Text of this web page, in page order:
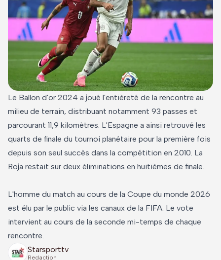
Le Ballon d'or 2024 a joué l'entièreté de la rencontre au
milieu de terrain, distribuant notamment 93 passes et
parcourant 11,9 kilomètres. L'Espagne a ainsi retrouvé les
quarts de finale du tournoi planétaire pour la première fois
depuis son seul succès dans la compétition en 2010. La
Roja restait sur deux éliminations en huitièmes de finale.
L'homme du match au cours de la Coupe du monde 2026
est élu par le public via les canaux de la FIFA. Le vote
intervient au cours de la seconde mi-temps de chaque
rencontre.
Starsporttv
Redaction